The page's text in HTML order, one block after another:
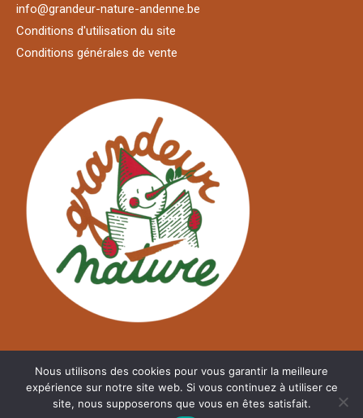
info@grandeur-nature-andenne.be
Conditions d'utilisation du site
Conditions générales de vente
Nous utilisons des cookies pour vous garantir la meilleure
expérience sur notre site web. Si vous continuez à utiliser ce
site, nous supposerons que vous en êtes satisfait.